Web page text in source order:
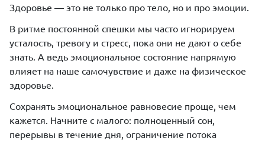
Здоровье — это не только про тело, но и про эмоции.
В ритме постоянной спешки мы часто игнорируем
усталость, тревогу и стресс, пока они не дают о себе
знать. А ведь эмоциональное состояние напрямую
влияет на наше самочувствие и даже на физическое
здоровье.
Сохранять эмоциональное равновесие проще, чем
кажется. Начните с малого: полноценный сон,
перерывы в течение дня, ограничение потока